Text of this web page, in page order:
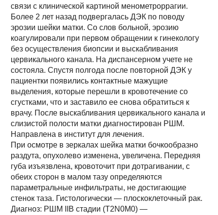
связи с клинической картиной менометроррагии.
Более 2 лет назад подвергалась ДЭК по поводу
эрозии шейки матки. Со слов больной, эрозию
коагулировали при первом обращении к гинекологу
без осуществления биопсии и выскабливания
цервикального канала. На диспансерном учете не
состояла. Спустя полгода после повторной ДЭК у
пациентки появились контактные мажущие
выделения, которые перешли в кровотечение со
сгустками, что и заставило ее снова обратиться к
врачу. После выскабливания цервикального канала и
слизистой полости матки диагностирован РШМ.
Направлена в институт для лечения.
При осмотре в зеркалах шейка матки бочкообразно
раздута, опухолево изменена, увеличена. Передняя
губа изъязвлена, кровоточит при дотрагивании, с
обеих сторон в малом тазу определяются
параметральные инфильтраты, не достигающие
стенок таза. Гистологически — плоскоклеточный рак.
Диагноз: РШМ IIB стадии (T2N0M0) —